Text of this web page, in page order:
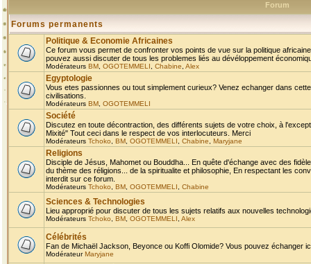
Forum
Forums permanents
Politique & Economie Africaines
Ce forum vous permet de confronter vos points de vue sur la politique
pouvez aussi discuter de tous les problemes liés au dévéloppement
Modérateurs BM OGOTEMMELI Chabine Alex
Egyptologie
Vous etes passionnes ou tout simplement curieux? Venez echanger dans
civilisations.
Modérateurs BM OGOTEMMELI
Société
Discutez en toute décontraction, des différents sujets de votre choix, à
Mixité" Tout ceci dans le respect de vos interlocuteurs. Merci
Modérateurs Tchoko BM OGOTEMMELI Chabine Maryjane
Religions
Disciple de Jésus, Mahomet ou Bouddha... En quête d'échange avec des
du thème des réligions... de la spiritualite et philosophie, En respectant les
interdit sur ce forum.
Modérateurs Tchoko BM OGOTEMMELI Chabine
Sciences & Technologies
Lieu approprié pour discuter de tous les sujets relatifs aux nouvelles
Modérateurs Tchoko BM OGOTEMMELI Alex
Célébrités
Fan de Michaël Jackson, Beyonce ou Koffi Olomide? Vous pouvez échanger
ModérateurMaryjane